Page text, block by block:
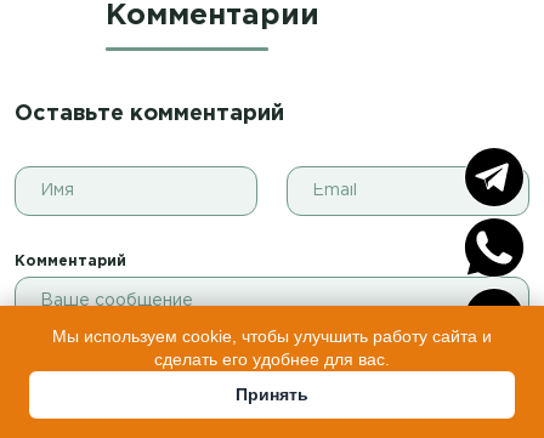
Комментарии
Оставьте комментарий
Комментарий
Мы используем cookie, чтобы улучшить работу сайта и
сделать его удобнее для вас.
Принять